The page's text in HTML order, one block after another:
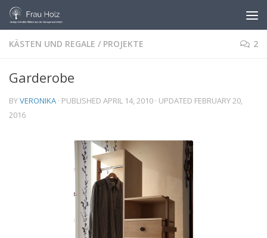
Skip to content
KÄSTEN UND REGALE / PROJEKTE 2
Garderobe
BYVERONIKA · PUBLISHED APRIL 14, 2010 · UPDATED FEBRUARY 20,
2016